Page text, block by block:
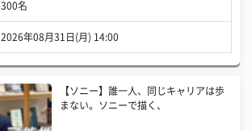
300名
2026年08月31日(月) 14:00
【ソニー】誰一人、同じキャリアは歩
まない。ソニーで描く、